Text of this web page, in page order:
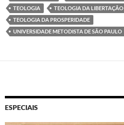
TEOLOGIA
TEOLOGIA DA LIBERTAÇÃO
TEOLOGIA DA PROSPERIDADE
UNIVERSIDADE METODISTA DE SÃO PAULO
ESPECIAIS